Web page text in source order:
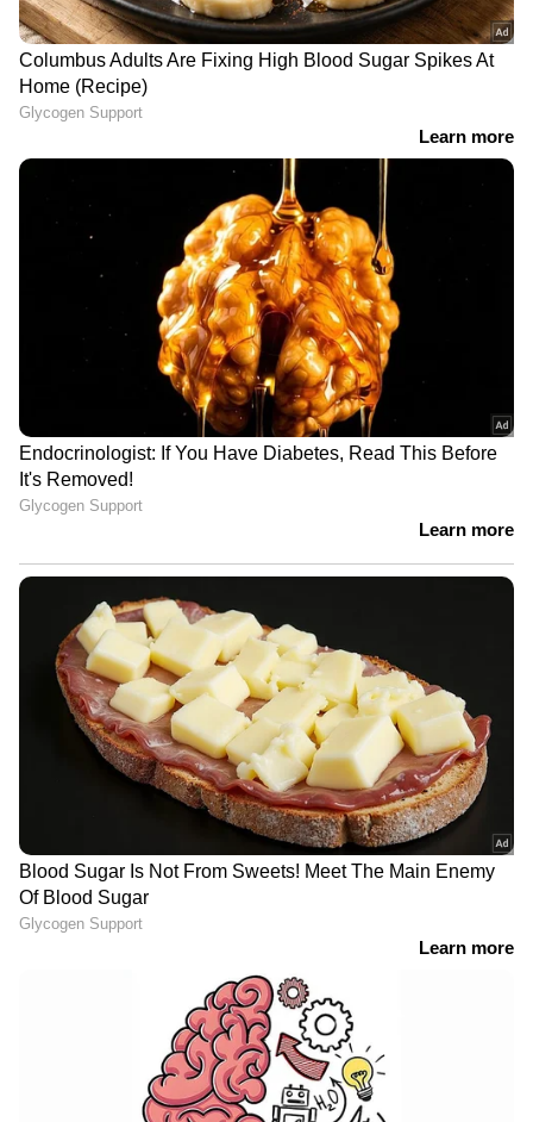
ഞാൻ നൽകിയതാണ്. 2026-ലെ
തിരഞ്ഞെടുപ്പിൽ നിങ്ങളുടെ നാമനിർദ്ദേശ
പത്രികകളിൽ ഒപ്പുവെച്ചത് ഞാനാണ്.
തിരഞ്ഞെടുപ്പ് കഴിഞ്ഞ് രണ്ട് മാസത്തിനുള്ളിൽ
നിങ്ങൾ എങ്ങനെയാണ് വഞ്ചകരായത്?
അതിനൊരു പരിധിയുണ്ടാകണം. നിങ്ങൾ
ഇപ്പോൾ ബി.ജെ.പിക്കൊപ്പമാണ്. തൃണമൂലിന്റെ
പ്രത്യയശാസ്ത്രം ബി.ജെ.പി വിരുദ്ധമായതിനാൽ
ഇതിങ്ങനെ മുന്നോട്ട് കൊണ്ടുപോകാനാകില്ല
ചന്ദ്രിമ ഭട്ടാചാര്യയുടെ പുറത്തുപോക്കിന്
പിന്നാലെ ദേശീയ-സംസ്ഥാന തലങ്ങളിൽ
പാർട്ടിയുടെ ചുമതല താൻ ഏറ്റെടുത്തതായി
മമത അറിയിച്ചു. തന്റെ വസതിയിലുള്ള
ഓഫീസായിരിക്കും ഇനി തൃണമൂലിന്റെ പ്രധാന
പ്രഖ്യാപിച്ചു.
ടിഎംസിയുടെ വൻ പരാജയം
നിയമസഭാ തിരഞ്ഞെടുപ്പിലെ പരാജയത്തിന്
പിന്നാലെയാണ് തൃണമൂൽ കോൺഗ്രസിൽ
വലിയ തോതിലുള്ള കൂട്ടക്കൊഴിഞ്ഞുപോക്ക്
ആരംഭിച്ചത്. പാർട്ടിയുടെ 80 എം.എൽ.എമാരിൽ
ഭൂരിഭാഗവും ഋതബ്രത ബാനർജിയുടെ
നേതൃത്വത്തിൽ പുതിയ വിഭാഗം
രൂപീകരിക്കുകയും ലോക്സഭാ എം.പിമാർ
മൂന്നാമതൊരു ചേരിയുണ്ടാക്കുകയും
ചെയ്തതോടെയാണ് 'യഥാർത്ഥ തൃണമൂൽ
ആര്' എന്ന തർക്കം രൂക്ഷമായത്. വിമത
എം.എൽ.എമാർ മമതയുടെ നേതൃത്വത്തെ
പരസ്യമായി ചോദ്യം ചെയ്യുന്നുണ്ടെങ്കിലും,
യഥാർത്ഥത്തിൽ അവരുടെ അതൃപ്തി
ഹെലികോപ്റ്ററിലും തെരച്ചിൽ;‍‍‍
ബോട്ടുകളിൽ വിവിധ
സംഘങ്ങളായി തിരിഞ്ഞ്
തെരയുന്നു